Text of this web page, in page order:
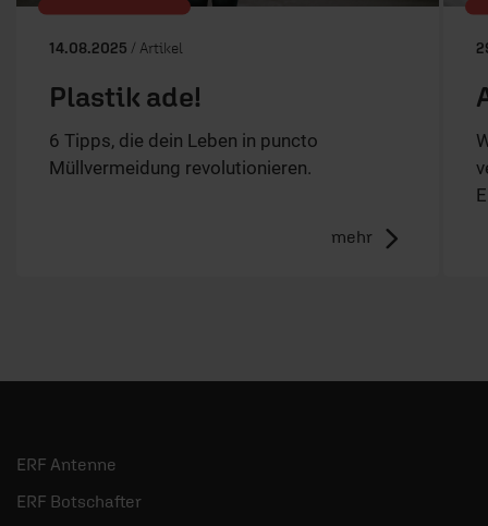
14.08.2025 / Artikel
Plastik ade!
6 Tipps, die dein Leben in puncto
Müllvermeidung revolutionieren.
mehr
ERF Antenne
ERF Botschafter